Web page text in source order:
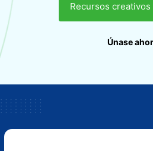
Recursos creativos
Únase